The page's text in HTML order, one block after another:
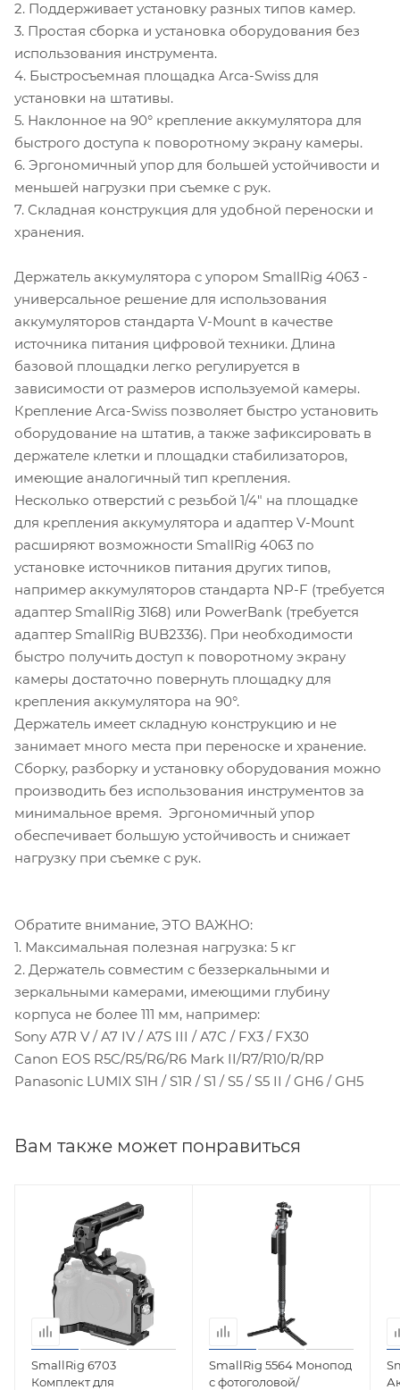
2. Поддерживает установку разных типов камер.
3. Простая сборка и установка оборудования без
использования инструмента.
4. Быстросъемная площадка Arca-Swiss для
установки на штативы.
5. Наклонное на 90° крепление аккумулятора для
быстрого доступа к поворотному экрану камеры.
6. Эргономичный упор для большей устойчивости и
меньшей нагрузки при съемке с рук.
7. Складная конструкция для удобной переноски и
хранения.
Держатель аккумулятора с упором SmallRig 4063 -
универсальное решение для использования
аккумуляторов стандарта V-Mount в качестве
источника питания цифровой техники. Длина
базовой площадки легко регулируется в
зависимости от размеров используемой камеры.
Крепление Arca-Swiss позволяет быстро установить
оборудование на штатив, а также зафиксировать в
держателе клетки и площадки стабилизаторов,
имеющие аналогичный тип крепления.
Несколько отверстий с резьбой 1/4" на площадке
для крепления аккумулятора и адаптер V-Mount
расширяют возможности SmallRig 4063 по
установке источников питания других типов,
например аккумуляторов стандарта NP-F (требуется
адаптер SmallRig 3168) или PowerBank (требуется
адаптер SmallRig BUB2336). При необходимости
быстро получить доступ к поворотному экрану
камеры достаточно повернуть площадку для
крепления аккумулятора на 90°.
Держатель имеет складную конструкцию и не
занимает много места при переноске и хранение.
Сборку, разборку и установку оборудования можно
производить без использования инструментов за
минимальное время. Эргономичный упор
обеспечивает большую устойчивость и снижает
нагрузку при съемке с рук.
Обратите внимание, ЭТО ВАЖНО:
1. Максимальная полезная нагрузка: 5 кг
2. Держатель совместим с беззеркальными и
зеркальными камерами, имеющими глубину
корпуса не более 111 мм, например:
Sony A7R V / A7 IV / A7S III / A7C / FX3 / FX30
Canon EOS R5C/R5/R6/R6 Mark II/R7/R10/R/RP
Panasonic LUMIX S1H / S1R / S1 / S5 / S5 II / GH6 / GH5
Вам также может понравиться
SmallRig 6703
Комплект для
SmallRig 5564 Монопод
с фотоголовой/